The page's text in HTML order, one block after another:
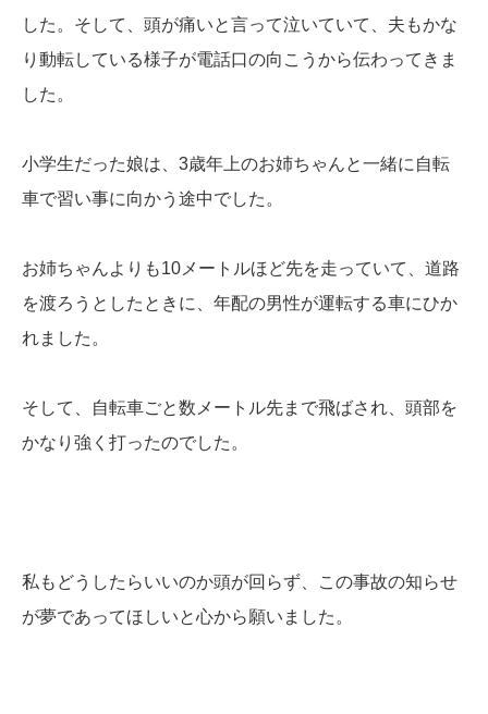
した。そして、頭が痛いと言って泣いていて、夫もかな
り動転している様子が電話口の向こうから伝わってきま
した。
小学生だった娘は、3歳年上のお姉ちゃんと一緒に自転
車で習い事に向かう途中でした。
お姉ちゃんよりも10メートルほど先を走っていて、道路
を渡ろうとしたときに、年配の男性が運転する車にひか
れました。
そして、自転車ごと数メートル先まで飛ばされ、頭部を
かなり強く打ったのでした。
私もどうしたらいいのか頭が回らず、この事故の知らせ
が夢であってほしいと心から願いました。